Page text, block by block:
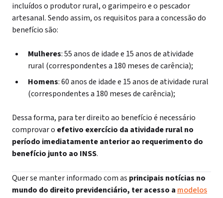
incluídos o produtor rural, o garimpeiro e o pescador
artesanal. Sendo assim, os requisitos para a concessão do
benefício são:
Mulheres: 55 anos de idade e 15 anos de atividade
rural (correspondentes a 180 meses de carência);
Homens: 60 anos de idade e 15 anos de atividade rural
(correspondentes a 180 meses de carência);
Dessa forma, para ter direito ao benefício é necessário
comprovar o efetivo exercício da atividade rural no
período imediatamente anterior ao requerimento do
benefício junto ao INSS.
Quer se manter informado com as principais notícias no
mundo do direito previdenciário, ter acesso a modelos